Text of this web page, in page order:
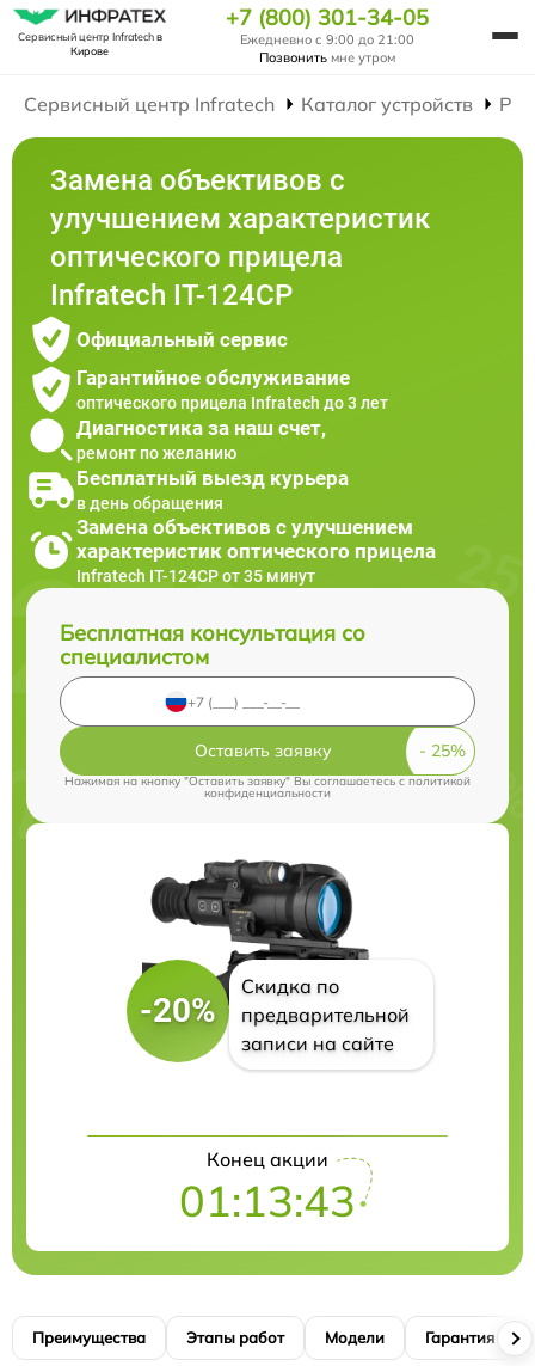
Сервисный центр Infratechв
Кирове
+7 (800) 301-34-05
Ежедневно с 9:00 до 21:00
Позвонить мне утром
Сервисный центр Infratech Каталог устройств
Замена объективов с
улучшением характеристик
оптического прицела
Infratech IT-124CP
Официальный сервис
Гарантийное обслуживание
оптического прицела Infratech до 3 лет
Диагностика за наш счет,
ремонт по желанию
Бесплатный выезд курьера
в день обращения
Замена объективов с улучшением
характеристик оптического прицела
Infratech IT-124CP от 35 минут
Бесплатная консультация со
специалистом
Оставить заявку
Нажимая на кнопку "Оставить заявку" Вы соглашаетесь cполитикой
конфиденциальности
-20%
Скидка по
предварительной
записи на сайте
Конец акции
01:13:42
Преимущества Этапы работ Модели Гарантия